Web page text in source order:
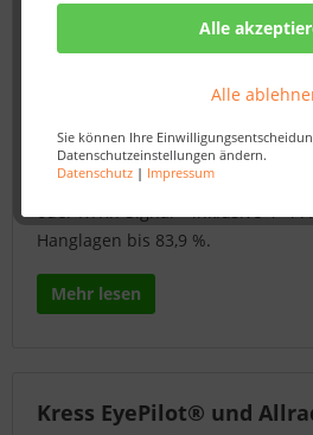
Alle
Alle
Sie können Ihre
Datenschutzeinstellungen ändern.
Datenschutz| Impressum
kabellos,
jedes Gelände
Neue Kress RTKn Mähroboter
kabellos, systematisch und
oder RTKn-Signal – inklusive
Hanglagen bis 83,9 %.
Mehr lesen
Kress EyePilot® und